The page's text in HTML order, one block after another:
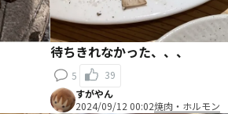
待ちきれなかった、、、
5 39
すがやん
2024/09/12 00:02焼肉・ホルモン